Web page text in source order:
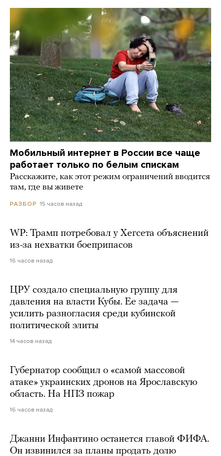
Мобильный интернет в России все чаще
работает только по белым спискам
Расскажите, как этот режим ограничений вводится
там, где вы живете
РАЗБОР 15 часов назад
WP: Трамп потребовал у Хегсета объяснений
из-за нехватки боеприпасов
16 часов назад
ЦРУ создало специальную группу для
давления на власти Кубы. Ее задача —
усилить разногласия среди кубинской
политической элиты
14 часов назад
Губернатор сообщил о «самой массовой
атаке» украинских дронов на Ярославскую
область. На НПЗ пожар
16 часов назад
Джанни Инфантино останется главой ФИФА.
Он извинился за планы продать долю